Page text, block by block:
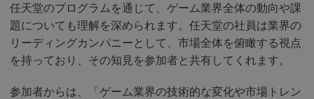
任天堂のプログラムを通じて、ゲーム業界全体の動向や課
題についても理解を深められます。任天堂の社員は業界の
リーディングカンパニーとして、市場全体を俯瞰する視点
を持っており、その知見を参加者と共有してくれます。
参加者からは、「ゲーム業界の技術的な変化や市場トレン